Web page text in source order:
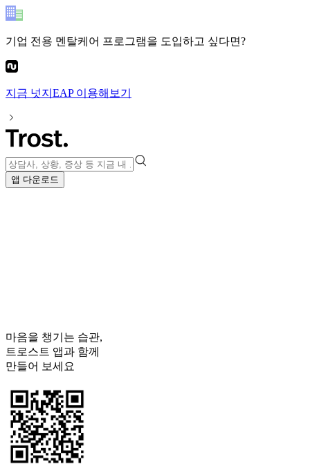
기업 전용 멘탈케어 프로그램을 도입하고 싶다면?
지금 넛지EAP이용해보기
앱 다운로드
마음을 챙기는 습관,
트로스트 앱과 함께
만들어 보세요